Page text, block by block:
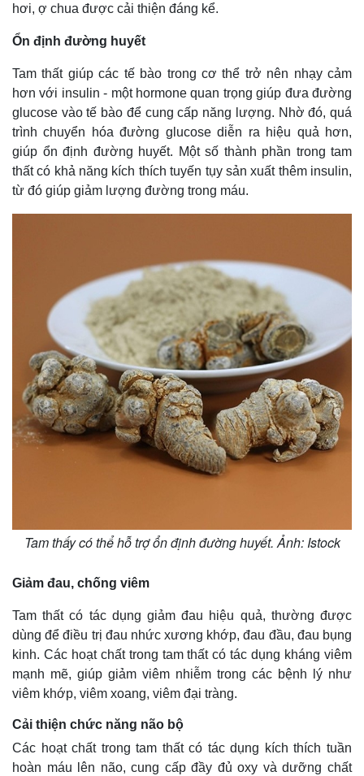
Kinh tế
Bất động sản
Khởi nghiệp
Thị trường
Giá vàng
Tiêu dùng
Tỷ giá
Chứng khoán
Giá cà phê
Pháp luật
Vụ án
Tin nóng
Tư vấn luật
Quân sự - Quốc phòng
Vũ khí
hơi, ợ chua được cải thiện đáng kể.
Ổn định đường huyết
Tam thất giúp các tế bào trong cơ thể trở nên nhạy cảm
hơn với insulin - một hormone quan trọng giúp đưa đường
glucose vào tế bào để cung cấp năng lượng. Nhờ đó, quá
trình chuyển hóa đường glucose diễn ra hiệu quả hơn,
giúp ổn định đường huyết. Một số thành phần trong tam
thất có khả năng kích thích tuyến tụy sản xuất thêm insulin,
từ đó giúp giảm lượng đường trong máu.
Tam thấy có thể hỗ trợ ổn định đường huyết. Ảnh: Istock
Giảm đau, chống viêm
Tam thất có tác dụng giảm đau hiệu quả, thường được
dùng để điều trị đau nhức xương khớp, đau đầu, đau bụng
kinh. Các hoạt chất trong tam thất có tác dụng kháng viêm
mạnh mẽ, giúp giảm viêm nhiễm trong các bệnh lý như
viêm khớp, viêm xoang, viêm đại tràng.
Cải thiện chức năng não bộ
Các hoạt chất trong tam thất có tác dụng kích thích tuần
hoàn máu lên não, cung cấp đầy đủ oxy và dưỡng chất